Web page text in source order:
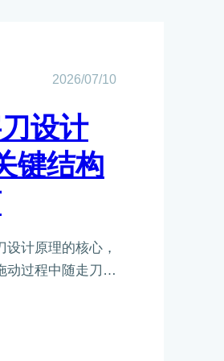
2026/07/10
设计
键结构
计原理的核心，
动过程中随走刀…